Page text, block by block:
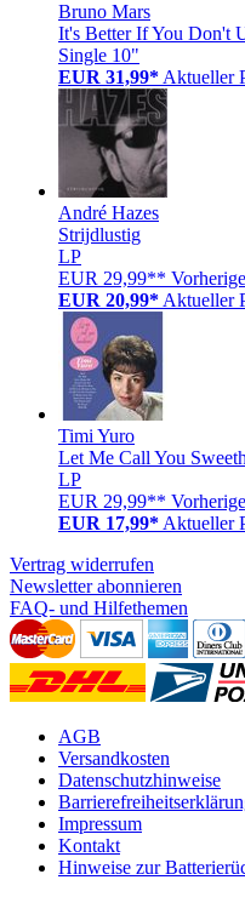
Bruno Mars
It's Better If You Don't
Single 10"
EUR 31,99* Aktueller
André Hazes
Strijdlustig
LP
EUR 29,99**
EUR 20,99* Aktueller
Timi Yuro
Let Me Call You
LP
EUR 29,99**
EUR 17,99* Aktueller
Vertrag widerrufen
Newsletter abonnieren
FAQ- und Hilfethemen
AGB
Versandkosten
Datenschutzhinweise
Impressum
Kontakt
Hinweise zur